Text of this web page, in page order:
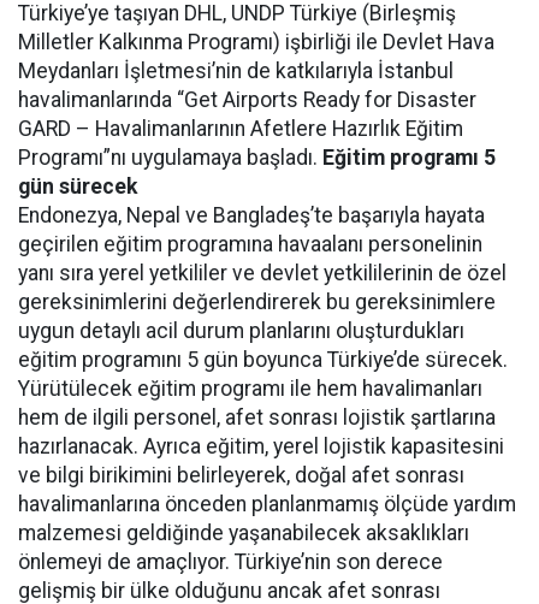
Türkiye’ye taşıyan DHL, UNDP Türkiye (Birleşmiş
Milletler Kalkınma Programı) işbirliği ile Devlet Hava
Meydanları İşletmesi’nin de katkılarıyla İstanbul
havalimanlarında “Get Airports Ready for Disaster
GARD – Havalimanlarının Afetlere Hazırlık Eğitim
Programı”nı uygulamaya başladı. Eğitim programı 5
gün sürecek
Endonezya, Nepal ve Bangladeş’te başarıyla hayata
geçirilen eğitim programına havaalanı personelinin
yanı sıra yerel yetkililer ve devlet yetkililerinin de özel
gereksinimlerini değerlendirerek bu gereksinimlere
uygun detaylı acil durum planlarını oluşturdukları
eğitim programını 5 gün boyunca Türkiye’de sürecek.
Yürütülecek eğitim programı ile hem havalimanları
hem de ilgili personel, afet sonrası lojistik şartlarına
hazırlanacak. Ayrıca eğitim, yerel lojistik kapasitesini
ve bilgi birikimini belirleyerek, doğal afet sonrası
havalimanlarına önceden planlanmamış ölçüde yardım
malzemesi geldiğinde yaşanabilecek aksaklıkları
önlemeyi de amaçlıyor. Türkiye’nin son derece
gelişmiş bir ülke olduğunu ancak afet sonrası